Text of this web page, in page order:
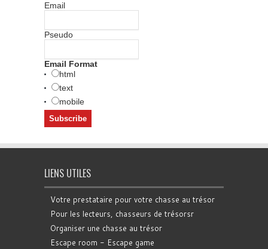
Email
Pseudo
Email Format
html
text
mobile
LIENS UTILES
Votre prestataire pour votre chasse au trésor
Pour les lecteurs, chasseurs de trésorsr
Organiser une chasse au trésor
Escape room - Escape game